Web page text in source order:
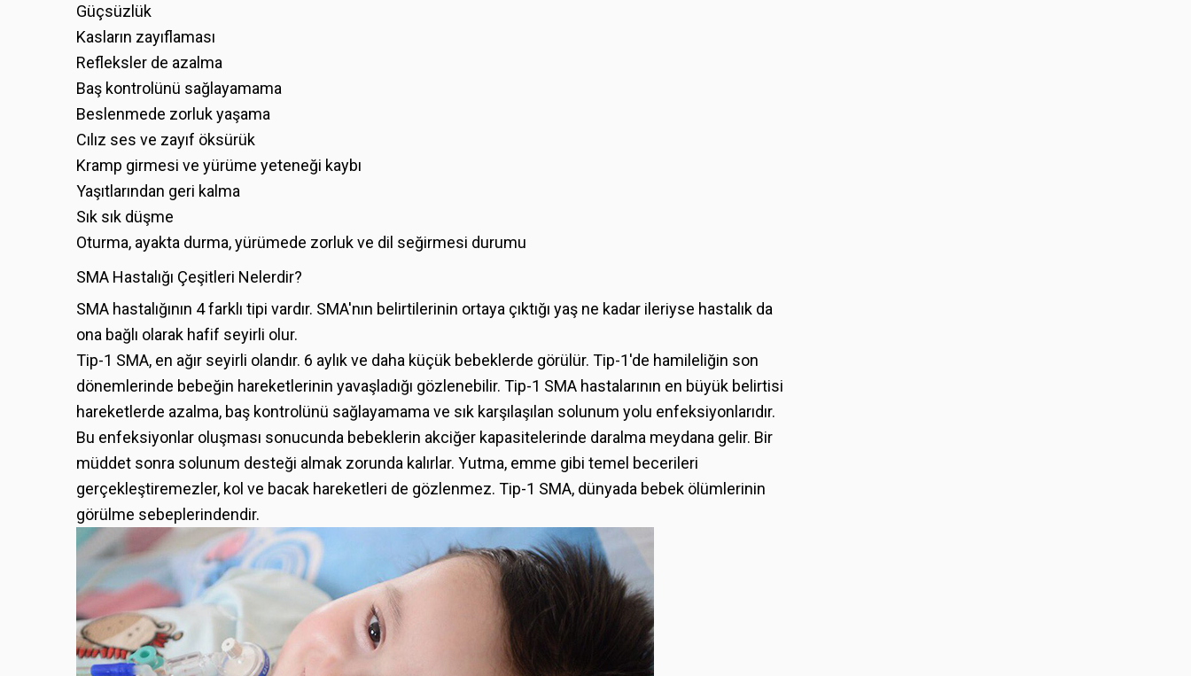
Güçsüzlük
Kasların zayıflaması
Refleksler de azalma
Baş kontrolünü sağlayamama
Beslenmede zorluk yaşama
Cılız ses ve zayıf öksürük
Kramp girmesi ve yürüme yeteneği kaybı
Yaşıtlarından geri kalma
Sık sık düşme
Oturma, ayakta durma, yürümede zorluk ve dil seğirmesi durumu
SMA Hastalığı Çeşitleri Nelerdir?
SMA hastalığının 4 farklı tipi vardır. SMA'nın belirtilerinin ortaya çıktığı yaş ne kadar ileriyse hastalık da
ona bağlı olarak hafif seyirli olur.
Tip-1 SMA, en ağır seyirli olandır. 6 aylık ve daha küçük bebeklerde görülür. Tip-1'de hamileliğin son
dönemlerinde bebeğin hareketlerinin yavaşladığı gözlenebilir. Tip-1 SMA hastalarının en büyük belirtisi
hareketlerde azalma, baş kontrolünü sağlayamama ve sık karşılaşılan solunum yolu enfeksiyonlarıdır.
Bu enfeksiyonlar oluşması sonucunda bebeklerin akciğer kapasitelerinde daralma meydana gelir. Bir
müddet sonra solunum desteği almak zorunda kalırlar. Yutma, emme gibi temel becerileri
gerçekleştiremezler, kol ve bacak hareketleri de gözlenmez. Tip-1 SMA, dünyada bebek ölümlerinin
görülme sebeplerindendir.